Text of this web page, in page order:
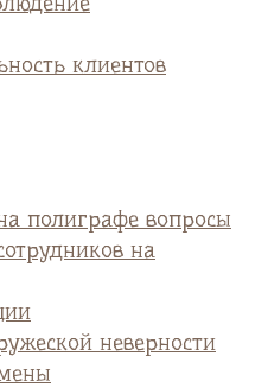
клиентов
полиграфе вопросы
на
неверности